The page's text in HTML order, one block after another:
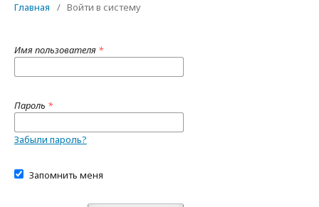
Главная / Войти в систему
Имя пользователя *
Пароль *
Забыли пароль?
Запомнить меня